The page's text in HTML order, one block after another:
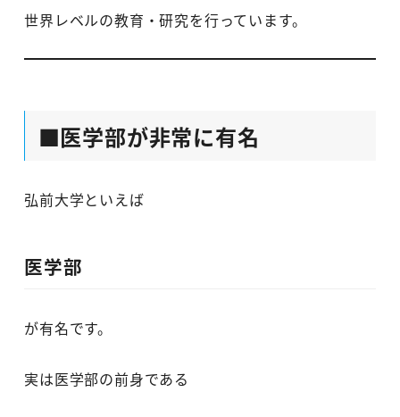
世界レベルの教育・研究を行っています。
■医学部が非常に有名
弘前大学といえば
医学部
が有名です。
実は医学部の前身である